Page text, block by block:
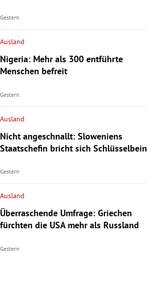
Gestern
Ausland
Nigeria: Mehr als 300 entführte
Menschen befreit
Gestern
Ausland
Nicht angeschnallt: Sloweniens
Staatschefin bricht sich Schlüsselbein
Gestern
Ausland
Überraschende Umfrage: Griechen
fürchten die USA mehr als Russland
Gestern